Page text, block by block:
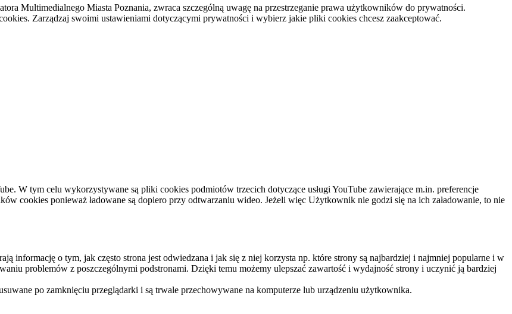
Multimedialnego Miasta Poznania, zwraca szczególną uwagę na przestrzeganie prawa użytkowników do prywatności.
Zarządzaj swoimi ustawieniami dotyczącymi prywatności i wybierz jakie pliki cookies chcesz zaakceptować.
W tym celu wykorzystywane są pliki cookies podmiotów trzecich dotyczące usługi YouTube zawierające m.in. preferencje
cookies ponieważ ładowane są dopiero przy odtwarzaniu wideo. Jeżeli więc Użytkownik nie godzi się na ich załadowanie, to nie
informację o tym, jak często strona jest odwiedzana i jak się z niej korzysta np. które strony są najbardziej i najmniej popularne i w
problemów z poszczególnymi podstronami. Dzięki temu możemy ulepszać zawartość i wydajność strony i uczynić ją bardziej
po zamknięciu przeglądarki i są trwale przechowywane na komputerze lub urządzeniu użytkownika.